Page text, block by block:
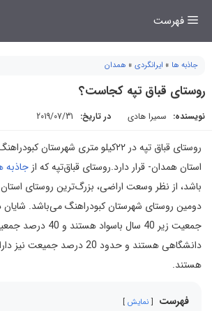
فهرست
جاذبه ها » ایرانگردی » همدان
روستای قباق تپه کجاست؟
نویسنده: سمیرا هادی در تاریخ: 2019/07/31
روستای قباق تپه در ۲۲كیلو متری شهرستان
استان همدان- قرار دارد.روستای قباق‌تپه که از جاذبه
باشد، از نظر وسعت اراضی، بزرگ‌ترین روستای
جمعیت زیر 40 سال
دانشگاهی هستند و حدود 20 درصد
هستند.
فهرست نمایش